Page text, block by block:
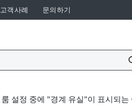
고객사례 문의하기
룸 설정 중에 "경계 유실"이 표시되는